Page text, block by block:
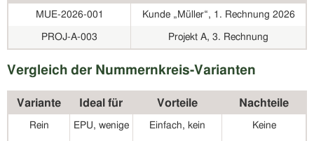
MUE-2026-001 Kunde „Müller“, 1. Rechnung 2026
PROJ-A-003 Projekt A, 3. Rechnung
Vergleich der Nummernkreis-Varianten
Variante Ideal für Vorteile Nachteile
Rein EPU, wenige Einfach, kein Keine